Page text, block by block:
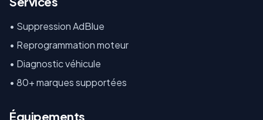
• Suppression AdBlue
• Reprogrammation moteur
• Diagnostic véhicule
• 80+ marques supportées
Équipements